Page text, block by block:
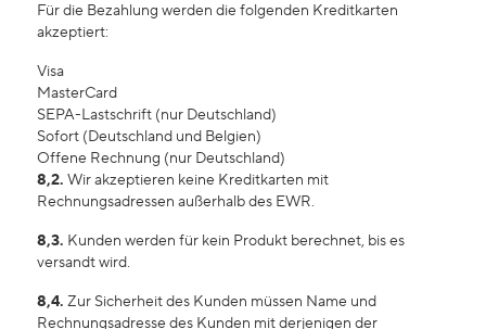
Für die Bezahlung werden die folgenden Kreditkarten
akzeptiert:
Visa
MasterCard
SEPA-Lastschrift (nur Deutschland)
Sofort (Deutschland und Belgien)
Offene Rechnung (nur Deutschland)
8,2. Wir akzeptieren keine Kreditkarten mit
Rechnungsadressen außerhalb des EWR.
8,3. Kunden werden für kein Produkt berechnet, bis es
versandt wird.
8,4. Zur Sicherheit des Kunden müssen Name und
Rechnungsadresse des Kunden mit derjenigen der